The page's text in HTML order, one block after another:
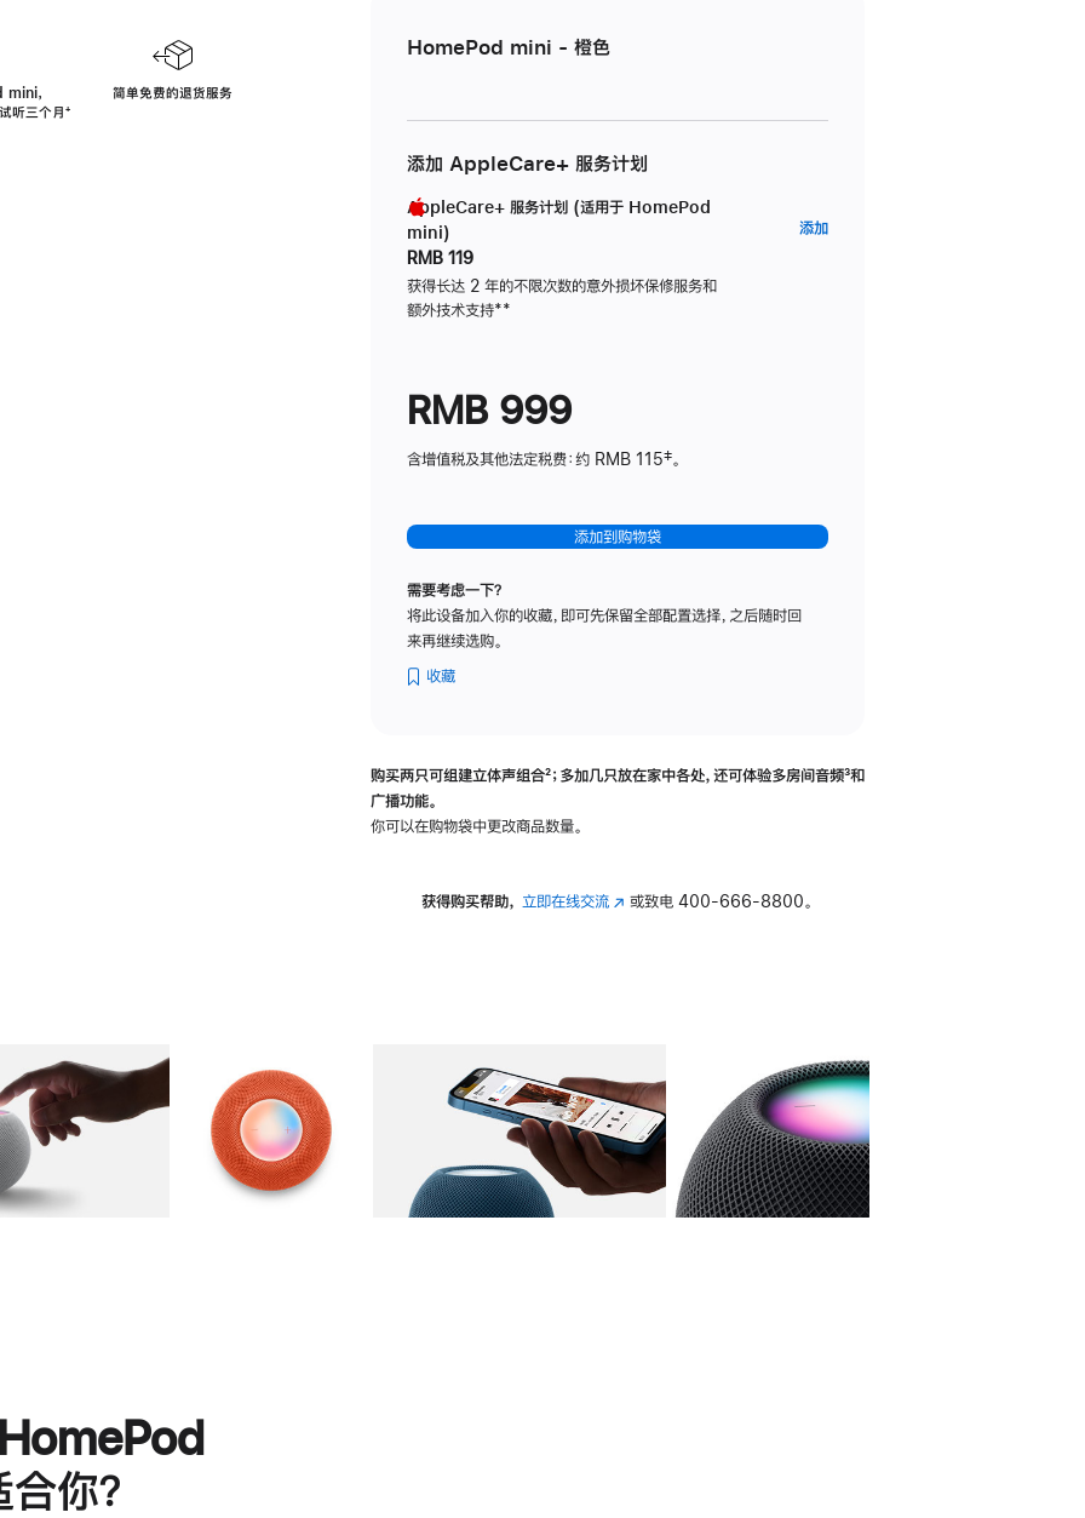
，
听三个月脚
⁺
简单免费的退货服务
HomePod mini - 橙色
添加 AppleCare+ 服务计划
AppleCare+ 服务计划 (适用于 HomePod
mini)
RMB 119
获得长达 2 年的不限次数的意外损坏保修服务和
额外技术支持脚
**
添加AppleCare+
RMB 999
含增值税及其他法定税费：约 RMB 115‡。
添加到购物袋
需要考虑一下？
将此设备加入你的收藏，即可先保留全部配置选择，之后随时回
来再继续选购。
收藏
购买两只可组建立体声组合脚
²；多加几只放在家中各处，还可体验多‍房‍间音频脚
³和
广播功能。
你可以在购物袋中更改商品数量。
获得购买帮助， 立即在线交流(在 或致电 400-666-8800。
图库 图像 图库 图像 图库 图像 4 图库 图像 5
你？